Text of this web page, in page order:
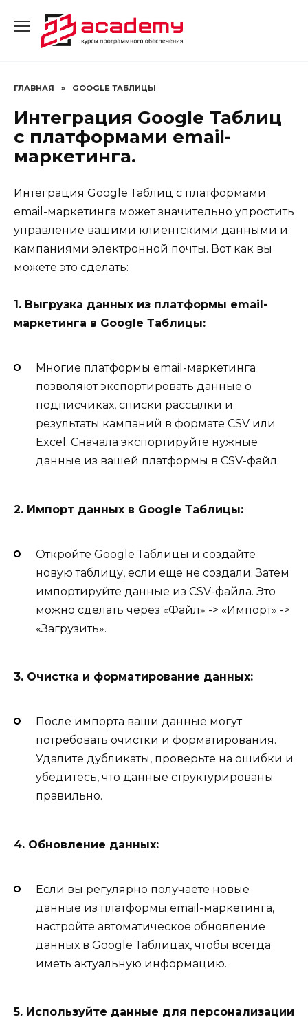
содержанию
ГЛАВНАЯ » GOOGLE ТАБЛИЦЫ
Интеграция Google Таблиц
с платформами email-
маркетинга.
Интеграция Google Таблиц с платформами
email-маркетинга может значительно упростить
управление вашими клиентскими данными и
кампаниями электронной почты. Вот как вы
можете это сделать:
1. Выгрузка данных из платформы email-
маркетинга в Google Таблицы:
Многие платформы email-маркетинга
позволяют экспортировать данные о
подписчиках, списки рассылки и
результаты кампаний в формате CSV или
Excel. Сначала экспортируйте нужные
данные из вашей платформы в CSV-файл.
2. Импорт данных в Google Таблицы:
Откройте Google Таблицы и создайте
новую таблицу, если еще не создали. Затем
импортируйте данные из CSV-файла. Это
можно сделать через «Файл» -> «Импорт» ->
«Загрузить».
3. Очистка и форматирование данных:
После импорта ваши данные могут
потребовать очистки и форматирования.
Удалите дубликаты, проверьте на ошибки и
убедитесь, что данные структурированы
правильно.
4. Обновление данных:
Если вы регулярно получаете новые
данные из платформы email-маркетинга,
настройте автоматическое обновление
данных в Google Таблицах, чтобы всегда
иметь актуальную информацию.
5. Используйте данные для персонализации